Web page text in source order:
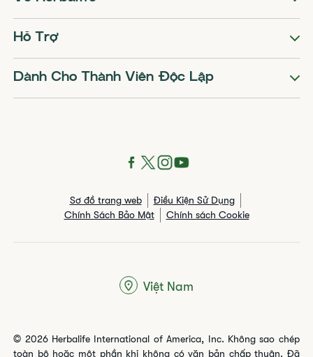
Hỗ Trợ
Dành Cho Thành Viên Độc Lập
Sơ đồ trang web
Điều Kiện Sử Dụng
Chính Sách Bảo Mật
Chính sách Cookie
© 2026 Herbalife International of America, Inc. Không sao chép
toàn bộ hoặc một phần khi không có văn bản chấp thuận. Đã
Việt Nam